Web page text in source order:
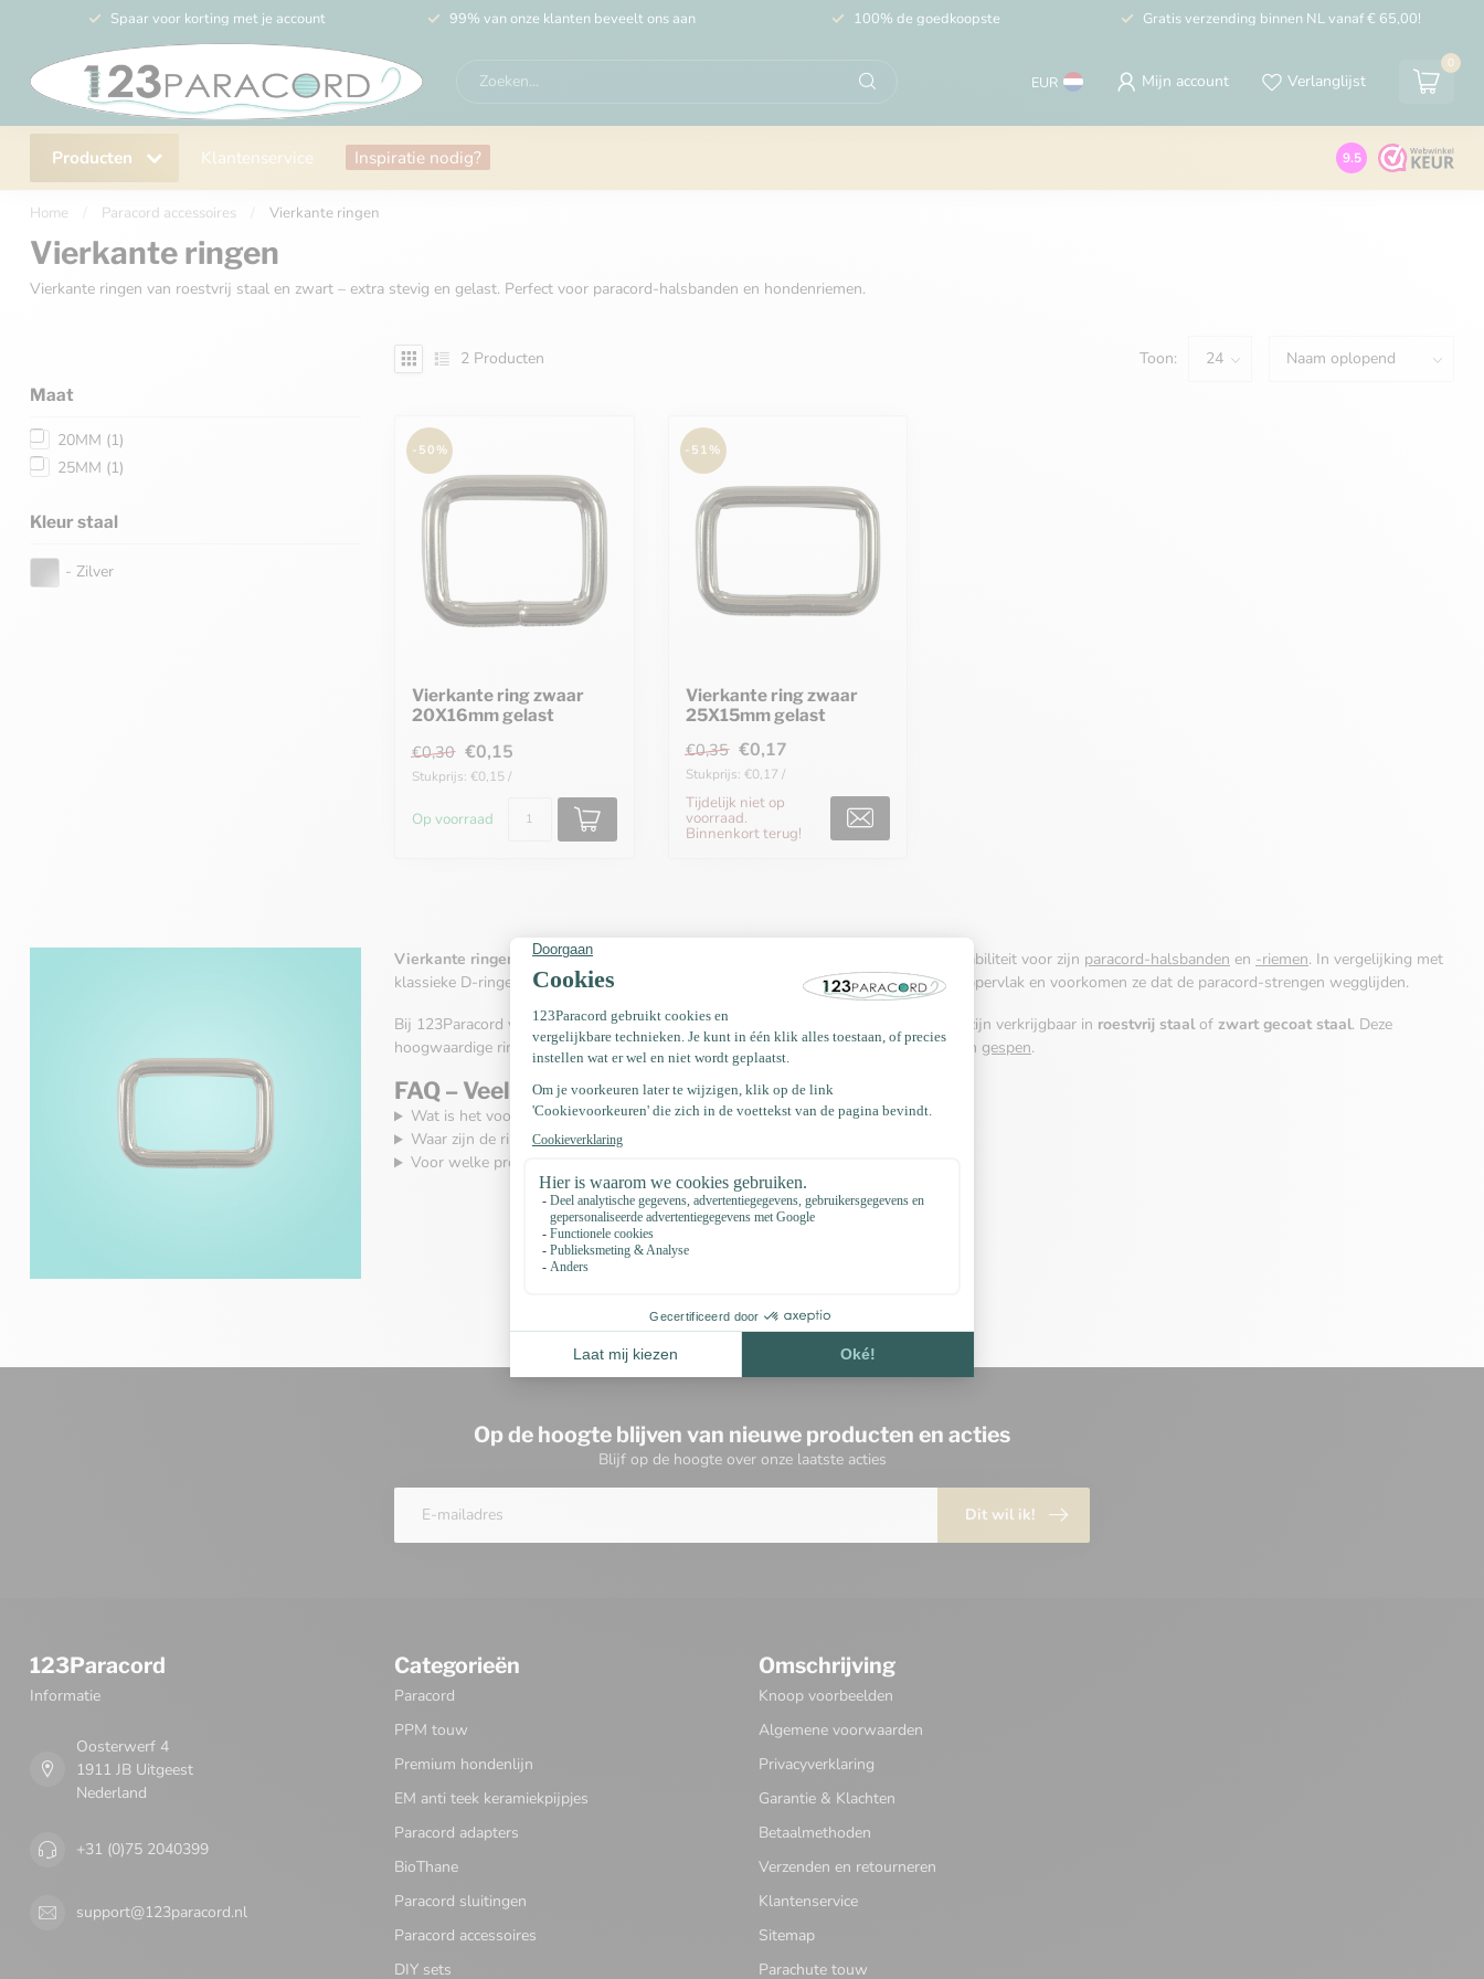
Spaar voor korting met je account 99% van onze klanten beveelt ons aan 100% de goedkoopste Gratis verzending binnen NL vanaf € 65,00!
EUR Mijn account Verlanglijst
0
Producten Klantenservice Inspiratie nodig? 9.5
Home Paracord accessoires Vierkante ringen
Vierkante ringen
Vierkante ringen van roestvrij staal en zwart – extra stevig en gelast. Perfect voor paracord-halsbanden en hondenriemen.
Maat
20MM (1)
25MM (1)
Kleur staal
- Zilver
2 Producten Toon:
-50%
Vierkante ring zwaar
20X16mm gelast
€0,30 €0,15
Stukprijs: €0,15 /
Op voorraad
-51%
Vierkante ring zwaar
25X15mm gelast
€0,35 €0,17
Stukprijs: €0,17 /
Tijdelijk niet op
voorraad.
Binnenkort terug!
Vierkante ringen zijn de ideale keuze voor iedereen die op zoek is naar maximale stabiliteit voor zijn paracord-halsbanden en -riemen. In vergelijking met
klassieke D-ringen bieden ze door hun hoekige vorm een betere verdeling van het oppervlak en voorkomen ze dat de paracord-strengen wegglijden.
Bij 123Paracord vind je gelaste modellen in de maten
. Ze zijn verkrijgbaar in roestvrij staalof zwart gecoat staal. Deze
hoogwaardige ringen kunnen uitstekend worden gecombineerd metParacord 550 en gespen.
FAQ – Veelgestelde vragen over vierkante ringen
Wat is het voordeel van een vierkante ring?
Waar zijn de ringen van gemaakt?
Voor welke projecten zijn ze geschikt?
Op de hoogte blijven van nieuwe producten en acties
Blijf op de hoogte over onze laatste acties
Dit wil ik!
123Paracord
Informatie
Oosterwerf 4
1911 JB Uitgeest
Nederland
+31 (0)75 2040399
support@123paracord.nl
Categorieën
Paracord
PPM touw
Premium hondenlijn
EM anti teek keramiekpijpjes
Paracord adapters
BioThane
Paracord sluitingen
Paracord accessoires
DIY sets
Omschrijving
Knoop voorbeelden
Algemene voorwaarden
Privacyverklaring
Garantie & Klachten
Betaalmethoden
Verzenden en retourneren
Klantenservice
Sitemap
Parachute touw